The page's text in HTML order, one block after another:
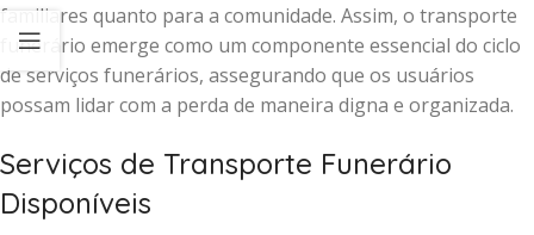
familiares quanto para a comunidade. Assim, o transporte
funerário emerge como um componente essencial do ciclo
de serviços funerários, assegurando que os usuários
possam lidar com a perda de maneira digna e organizada.
Serviços de Transporte Funerário
Disponíveis